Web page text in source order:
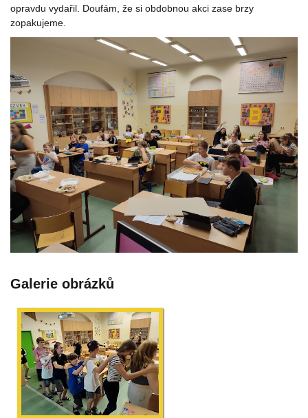
opravdu vydařil. Doufám, že si obdobnou akci zase brzy
zopakujeme.
Galerie obrázků